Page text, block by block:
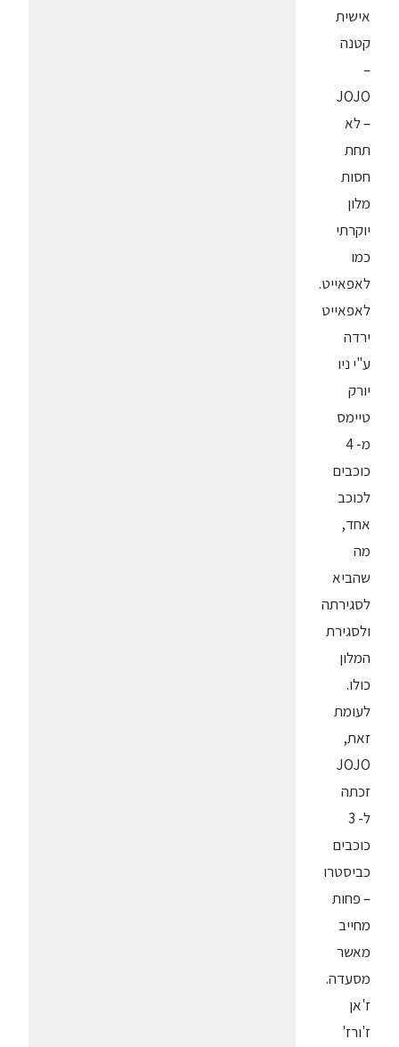
אישית
קטנה
–
JOJO
– לא
תחת
חסות
מלון
יוקרתי
כמו
לאפאייט.
לאפאייט
ירדה
ע"י ניו
יורק
טיימס
מ- 4
כוכבים
לכוכב
אחד,
מה
שהביא
לסגירתה
ולסגירת
המלון
כולו.
לעומת
זאת,
JOJO
זכתה
ל- 3
כוכבים
כביסטרו
– פחות
מחייב
מאשר
מסעדה.
ז'אן
ז'ורז'